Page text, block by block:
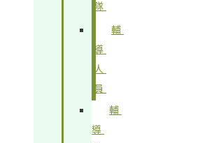
隊
輔
導
人
員
輔
導